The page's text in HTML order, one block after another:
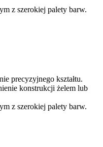
z szerokiej palety barw.
precyzyjnego kształtu.
konstrukcji żelem lub
z szerokiej palety barw.